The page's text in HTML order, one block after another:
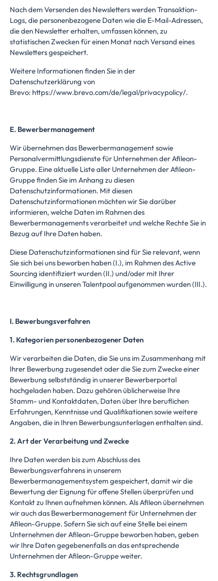
Nach dem Versenden des Newsletters werden Transaktion-
Logs, die personenbezogene Daten wie die E-Mail-Adressen,
die den Newsletter erhalten, umfassen können, zu
statistischen Zwecken für einen Monat nach Versand eines
Newsletters gespeichert.
Weitere Informationen finden Sie in der
Datenschutzerklärung von
Brevo: https://www.brevo.com/de/legal/privacypolicy/.
E. Bewerbermanagement
Wir übernehmen das Bewerbermanagement sowie
Personalvermittlungsdienste für Unternehmen der Afileon-
Gruppe. Eine aktuelle Liste aller Unternehmen der Afileon-
Gruppe finden Sie im Anhang zu diesen
Datenschutzinformationen. Mit diesen
Datenschutzinformationen möchten wir Sie darüber
informieren, welche Daten im Rahmen des
Bewerbermanagements verarbeitet und welche Rechte Sie in
Bezug auf Ihre Daten haben.
Diese Datenschutzinformationen sind für Sie relevant, wenn
Sie sich bei uns beworben haben (I.), im Rahmen des Active
Sourcing identifiziert wurden (II.) und/oder mit Ihrer
Einwilligung in unseren Talentpool aufgenommen wurden (III.).
I. Bewerbungsverfahren
1. Kategorien personenbezogener Daten
Wir verarbeiten die Daten, die Sie uns im Zusammenhang mit
Ihrer Bewerbung zugesendet oder die Sie zum Zwecke einer
Bewerbung selbstständig in unserer Bewerberportal
hochgeladen haben. Dazu gehören üblicherweise Ihre
Stamm- und Kontaktdaten, Daten über Ihre beruflichen
Erfahrungen, Kenntnisse und Qualifikationen sowie weitere
Angaben, die in Ihren Bewerbungsunterlagen enthalten sind.
2. Art der Verarbeitung und Zwecke
Ihre Daten werden bis zum Abschluss des
Bewerbungsverfahrens in unserem
Bewerbermanagementsystem gespeichert, damit wir die
Bewertung der Eignung für offene Stellen überprüfen und
Kontakt zu Ihnen aufnehmen können. Als Afileon übernehmen
wir auch das Bewerbermanagement für Unternehmen der
Afileon-Gruppe. Sofern Sie sich auf eine Stelle bei einem
Unternehmen der Afileon-Gruppe beworben haben, geben
wir Ihre Daten gegebenenfalls an das entsprechende
Unternehmen der Afileon-Gruppe weiter.
3. Rechtsgrundlagen